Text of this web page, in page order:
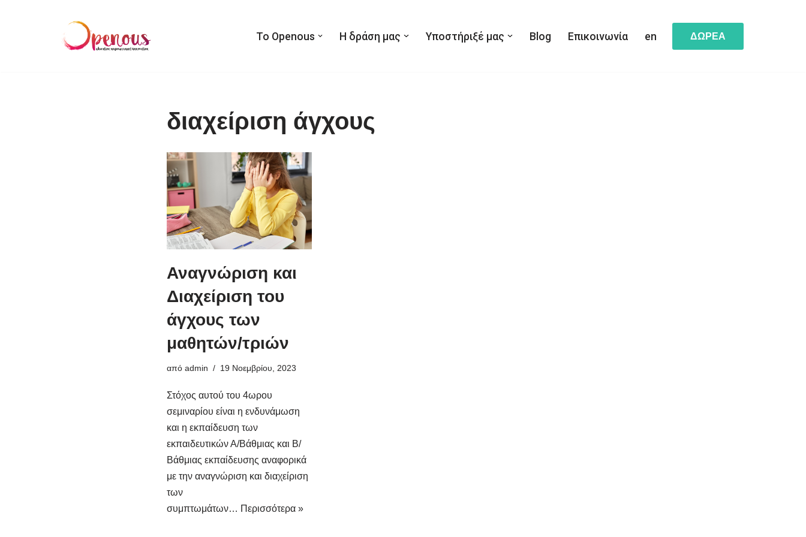
Μεταπηδήστε
Το Openous Η δράση μας Υποστήριξέ μας Blog Επικοινωνία en ΔΩΡΕΑ
διαχείριση άγχους
Αναγνώριση και
Διαχείριση του
άγχους των
μαθητών/τριών
από admin 19 Νοεμβρίου, 2023
Στόχος αυτού του 4ωρου
σεμιναρίου είναι η ενδυνάμωση
και η εκπαίδευση των
εκπαιδευτικών Α/Βάθμιας και Β/
Βάθμιας εκπαίδευσης αναφορικά
με την αναγνώριση και διαχείριση
των
συμπτωμάτων… Περισσότερα »